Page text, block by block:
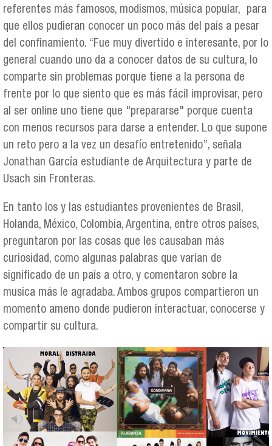
referentes más famosos, modismos, música popular, para
que ellos pudieran conocer un poco más del país a pesar
del confinamiento. “Fue muy divertido e interesante, por lo
general cuando uno da a conocer datos de su cultura, lo
comparte sin problemas porque tiene a la persona de
frente por lo que siento que es más fácil improvisar, pero
al ser online uno tiene que "prepararse" porque cuenta
con menos recursos para darse a entender. Lo que supone
un reto pero a la vez un desafío entretenido”, señala
Jonathan García estudiante de Arquitectura y parte de
Usach sin Fronteras.
En tanto los y las estudiantes provenientes de Brasil,
Holanda, México, Colombia, Argentina, entre otros países,
preguntaron por las cosas que les causaban más
curiosidad, como algunas palabras que varían de
significado de un país a otro, y comentaron sobre la
musica más le agradaba. Ambos grupos compartieron un
momento ameno donde pudieron interactuar, conocerse y
compartir su cultura.
print_sin_frontera_3.png